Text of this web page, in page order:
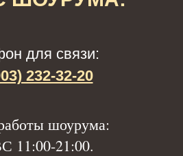
для связи:
232-32-20
шоурума:
11:00-21:00.